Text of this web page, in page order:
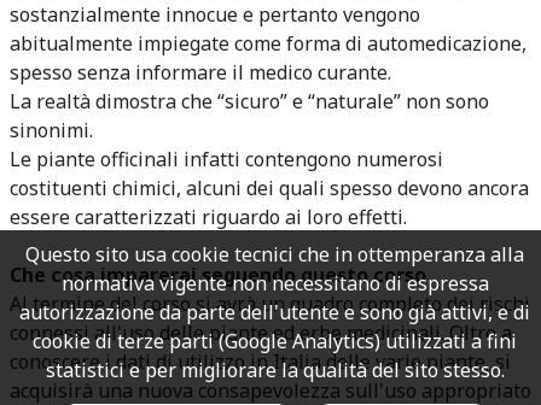
sostanzialmente innocue e pertanto vengono
abitualmente impiegate come forma di automedicazione,
spesso senza informare il medico curante.
La realtà dimostra che “sicuro” e “naturale” non sono
sinonimi.
Le piante officinali infatti contengono numerosi
costituenti chimici, alcuni dei quali spesso devono ancora
essere caratterizzati riguardo ai loro effetti.
Che cosa imparerai seguendo questo corso
Al termine del corso si avrà un quadro completo dei rischi
connessi all'uso delle piante ed erbe medicinali. Oltre a
conoscere i dati di utilizzo in Italia delle varie piante, si
acquisirà una nuova consapevolezza sull'uso appropriato
Questo sito usa cookie tecnici che in ottemperanza alla
normativa vigente non necessitano di espressa
autorizzazione da parte dell'utente e sono già attivi, e di
cookie di terze parti (Google Analytics) utilizzati a fini
statistici e per migliorare la qualità del sito stesso.